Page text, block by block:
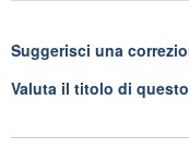
Suggerisci una
Valuta il titolo di